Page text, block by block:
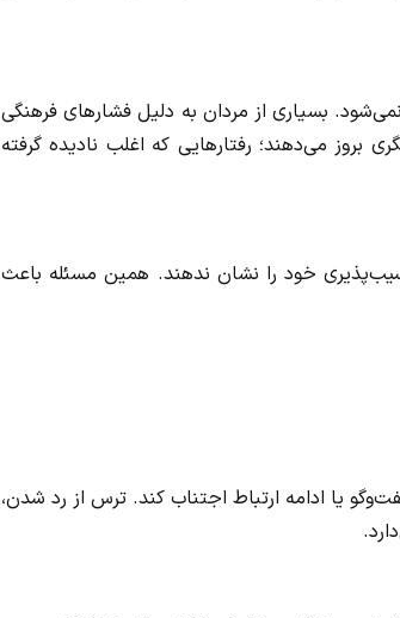
بسیاری از مردان به دلیل فشارهای فرهنگی
بروز می‌دهند؛ رفتارهایی که اغلب نادیده گرفته
خود را نشان ندهند. همین مسئله باعث
یا ادامه ارتباط اجتناب کند. ترس از رد شدن،